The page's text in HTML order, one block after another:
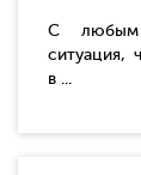
С любым
ситуация,
в ...